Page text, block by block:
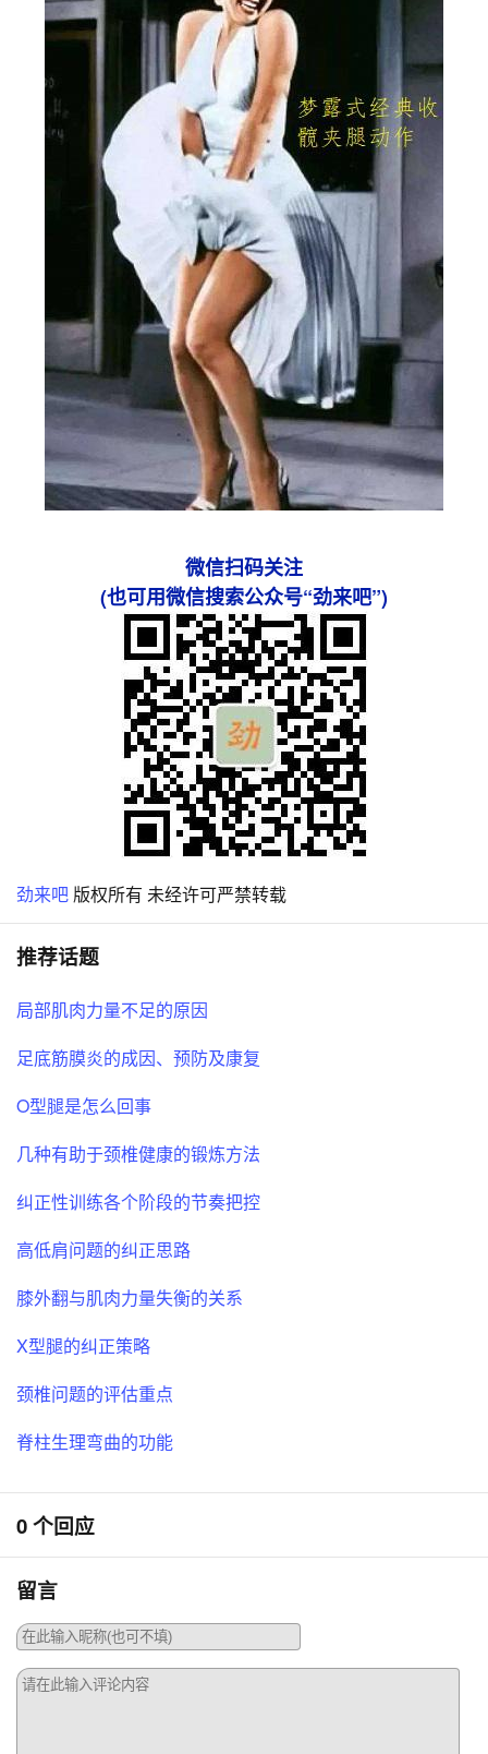
微信扫码关注
(也可用微信搜索公众号“劲来吧”)
劲来吧 版权所有 未经许可严禁转载
推荐话题
局部肌肉力量不足的原因
足底筋膜炎的成因、预防及康复
O型腿是怎么回事
几种有助于颈椎健康的锻炼方法
纠正性训练各个阶段的节奏把控
高低肩问题的纠正思路
膝外翻与肌肉力量失衡的关系
X型腿的纠正策略
颈椎问题的评估重点
脊柱生理弯曲的功能
0 个回应
留言